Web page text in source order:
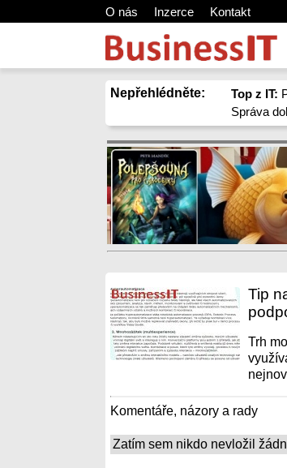
O nás Inzerce Kontakt
Nepřehlédněte: Top z IT:
Správa
Tip
Trh
Komentáře, názory a rady
Zatím sem nikdo nevložil